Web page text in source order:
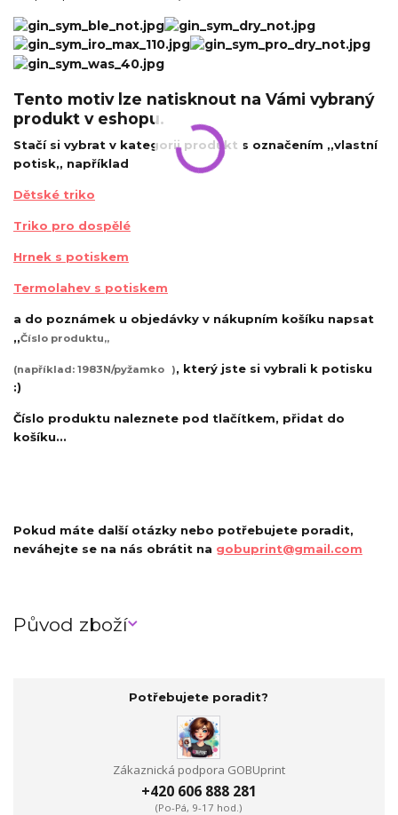
Tento motiv lze natisknout na Vámi vybraný
produkt v eshopu.
Stačí si vybrat v kategorii produkt s označením ,,vlastní
potisk,, například
Dětské triko
Triko pro dospělé
Hrnek s potiskem
Termolahev s potiskem
a do poznámek u objedávky v nákupním košíku napsat
,,Číslo produktu,,
(například: 1983N/pyžamko ), který jste si vybrali k potisku
:)
Číslo produktu naleznete pod tlačítkem, přidat do
košíku...
Pokud máte další otázky nebo potřebujete poradit,
neváhejte se na nás obrátit na gobuprint@gmail.com
Původ zboží
Potřebujete poradit?
Zákaznická podpora GOBUprint
+420 606 888 281
(Po-Pá, 9-17 hod.)